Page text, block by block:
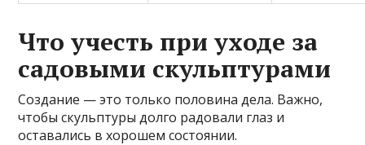
Что учесть при уходе за
садовыми скульптурами
Создание — это только половина дела. Важно,
чтобы скульптуры долго радовали глаз и
оставались в хорошем состоянии.